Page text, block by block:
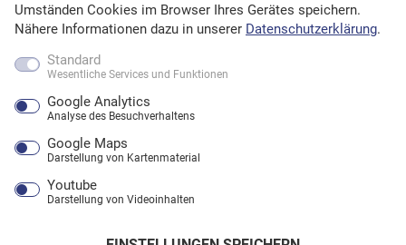
Umständen Cookies im Browser Ihres Gerätes speichern.
Nähere Informationen dazu in unserer Datenschutzerklärung.
Standard
Wesentliche Services und Funktionen
Google Analytics
Analyse des Besuchverhaltens
Google Maps
Darstellung von Kartenmaterial
Youtube
Darstellung von Videoinhalten